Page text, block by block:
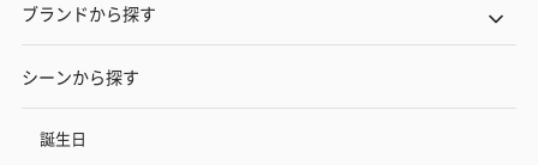
お酒
お酒を同梱してお届けいたします。
ブランドから探す
シーンから探す
誕生日